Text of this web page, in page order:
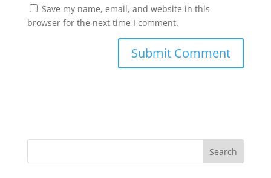
Save my name, email, and website in this
browser for the next time I comment.
Search